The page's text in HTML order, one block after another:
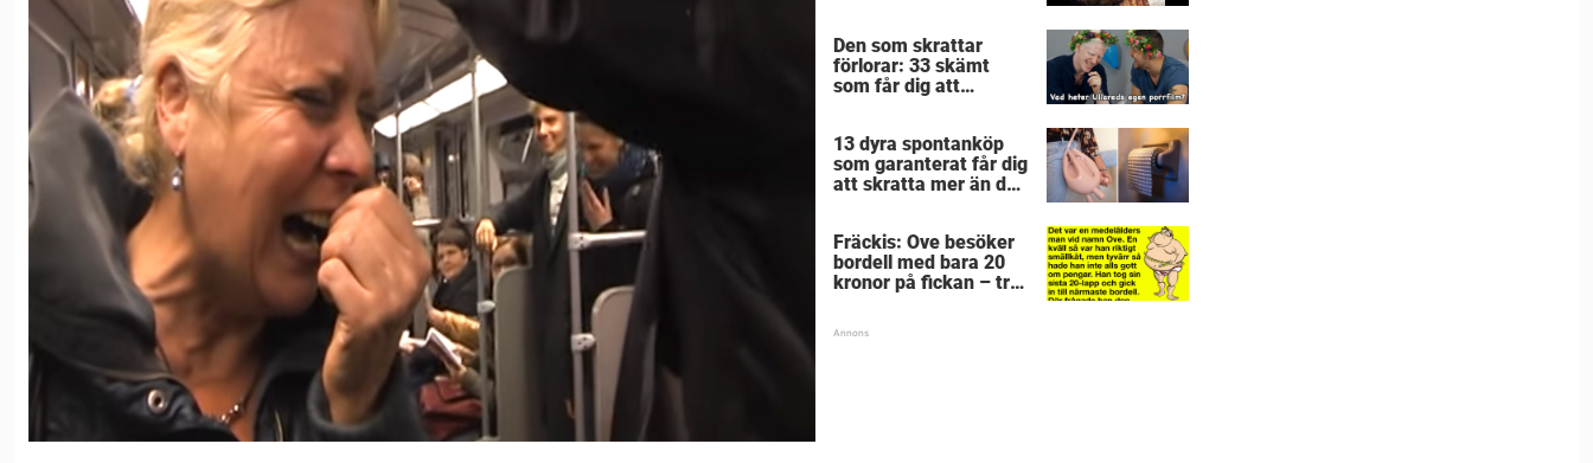
Den som skrattar
förlorar: 33 skämt
som får dig att
13 dyra spontanköp
som garanterat får dig
att skratta mer än du
Fräckis: Ove besöker
bordell med bara 20
kronor på fickan – tre